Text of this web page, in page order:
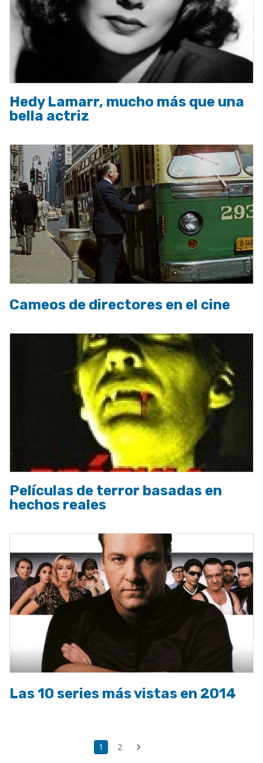
Hedy Lamarr, mucho más que una
bella actriz
Cameos de directores en el cine
Películas de terror basadas en
hechos reales
Las 10 series más vistas en 2014
Página
1 Page
2